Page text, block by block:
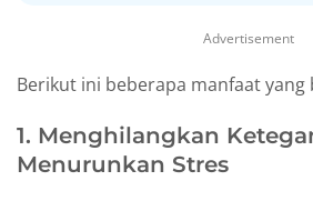
Advertisement
Berikut ini beberapa manfaat yang
1. Menghilangkan
Menurunkan Stres